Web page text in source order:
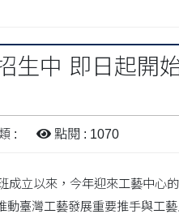
生中 即日起開
: 點閱 : 1070
立以來，今年迎來工藝中心
臺灣工藝發展重要推手與工